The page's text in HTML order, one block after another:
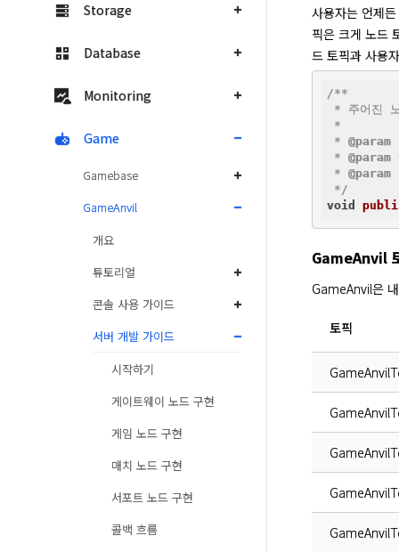
Storage
Database
Monitoring
Game
Gamebase
GameAnvil
개요
튜토리얼
콘솔 사용 가이드
서버 개발 가이드
시작하기
게이트웨이 노드 구현
게임 노드 구현
매치 노드 구현
서포트 노드 구현
콜백 흐름
사용자는 언제
픽은 크게 노드
드 토픽과 사용
/**
* 주어진
*
* @param
* @param
* @param
*/
void
GameAnvil
GameAnvil은
토픽